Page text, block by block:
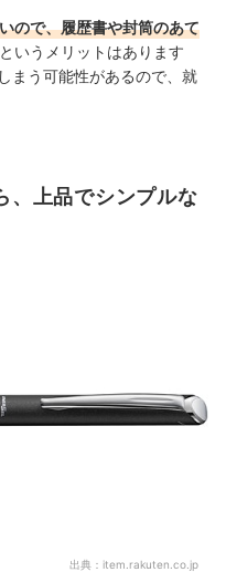
ので、履歴書や封筒のあて
いうメリットはあります
まう可能性があるので、就
、上品でシンプルな
出典： item.rakuten.co.jp